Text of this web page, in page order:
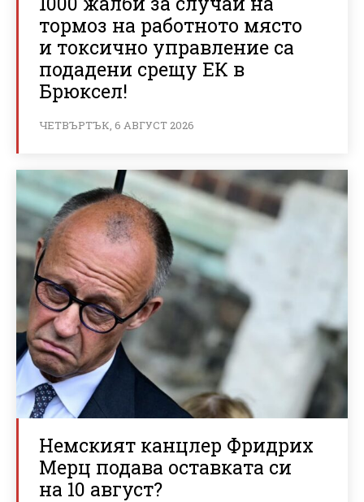
тормоз на работното място
и токсично управление са
подадени срещу ЕК в
Брюксел!
ЧЕТВЪРТЪК, 6 АВГУСТ 2026
Немският канцлер Фридрих
Мерц подава оставката си
на 10 август?